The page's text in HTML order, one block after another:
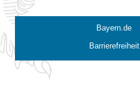
Bayern.de
Barrierefreiheit